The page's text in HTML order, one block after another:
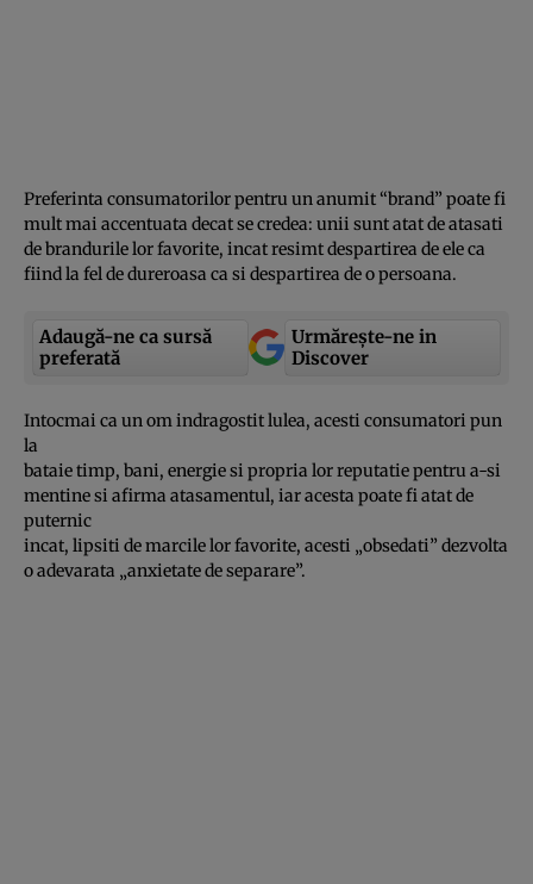
Preferinta consumatorilor pentru un anumit “brand” poate fi
mult mai accentuata decat se credea: unii sunt atat de atasati
de brandurile lor favorite, incat resimt despartirea de ele ca
fiind la fel de dureroasa ca si despartirea de o persoana.
Adaugă-ne ca sursă
preferată
Urmărește-ne in
Discover
Intocmai ca un om indragostit lulea, acesti consumatori pun
la
bataie timp, bani, energie si propria lor reputatie pentru a-si
mentine si afirma atasamentul, iar acesta poate fi atat de
puternic
incat, lipsiti de marcile lor favorite, acesti „obsedati” dezvolta
o adevarata „anxietate de separare”.